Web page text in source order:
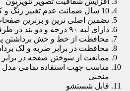
10 سال ضمانت عدم تغییر رنگ و کیفیت
تضمین اصلی ترین و برترین
دارای لبه ۹۰ درجه و دو بند در طرفین و خم یک تکه و سراسری
محافظت از خط و خش برداشتن
محافظت در برابر ضربه و لک
ممانعت از سوختن صفحه در برابر
منحنی
قابل شستشو